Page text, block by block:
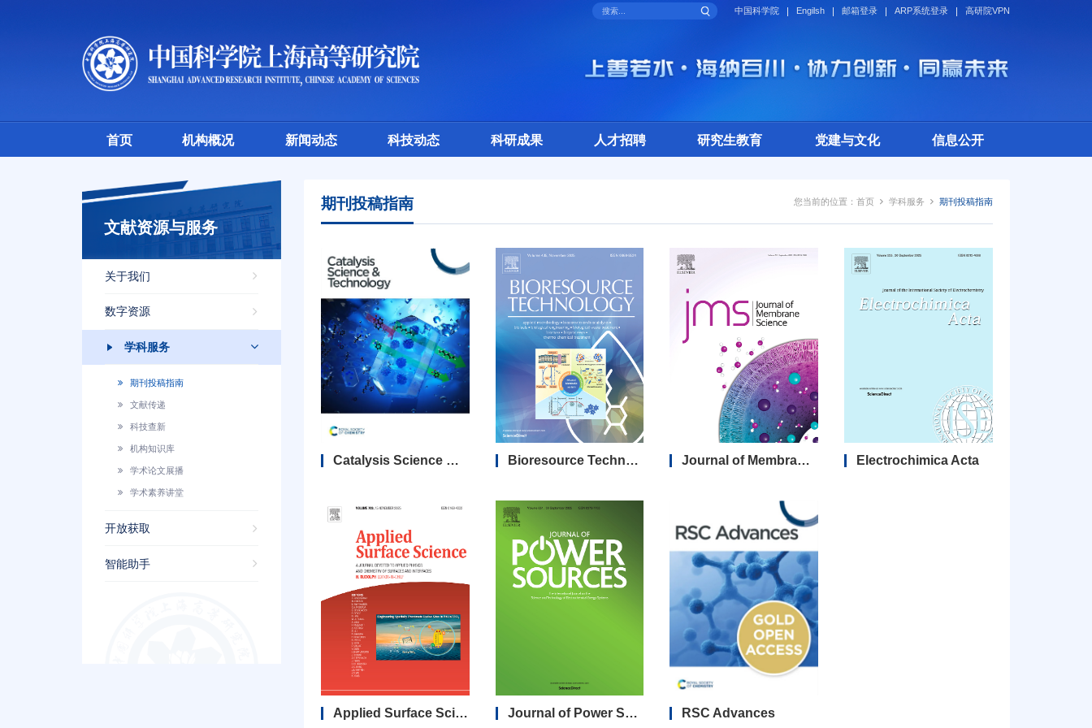
中国科学院 Engilsh 邮箱登录 ARP系统登录 高研院VPN
首页 机构概况 新闻动态 科技动态 科研成果 人才招聘 研究生教育 党建与文化 信息公开
文献资源与服务
关于我们
数字资源
学科服务
期刊投稿指南
文献传递
科技查新
机构知识库
学术论文展播
学术素养讲堂
开放获取
智能助手
期刊投稿指南 您当前的位置： 首页 学科服务 期刊投稿指南
Catalysis Science ＆ Technology Bioresource Technology Journal of Membrane Science Electrochimica Acta
Applied Surface Science Journal of Power Sources RSC Advances